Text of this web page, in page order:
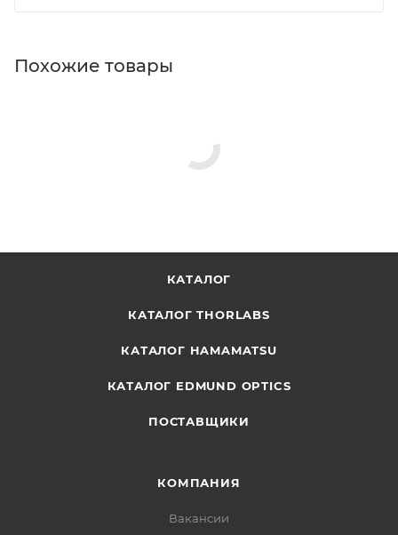
Похожие товары
КАТАЛОГ
КАТАЛОГ THORLABS
КАТАЛОГ HAMAMATSU
КАТАЛОГ EDMUND OPTICS
ПОСТАВЩИКИ
КОМПАНИЯ
Вакансии